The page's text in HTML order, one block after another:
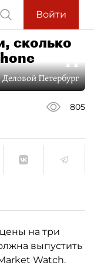
Войти
сколько
Деловой Петербург
805
на три
выпустить
Watch.